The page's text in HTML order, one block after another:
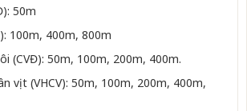
50m
100m, 400m, 800m
(CVĐ): 50m, 100m, 200m, 400m.
vịt (VHCV): 50m, 100m, 200m, 400m,